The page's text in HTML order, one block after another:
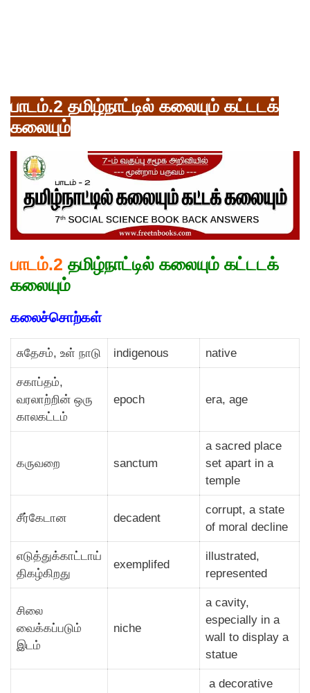
பாடம்.2 தமிழ்நாட்டில் கலையும் கட்டடக்
கலையும்
பாடம்.2 தமிழ்நாட்டில் கலையும் கட்டடக்
கலையும்
கலைச்சொற்கள்
சுதேசம், உள் நாடு indigenous native
சகாப்தம்,
வரலாற்றின் ஒரு
காலகட்டம்
epoch era, age
கருவறை sanctum
a sacred place
set apart in a
temple
சீர்கேடான decadent
corrupt, a state
of moral decline
எடுத்துக்காட்டாய்
திகழ்கிறது
exemplifed
illustrated,
represented
சிலை
வைக்கப்படும்
இடம்
niche
a cavity,
especially in a
wall to display a
statue
a decorative